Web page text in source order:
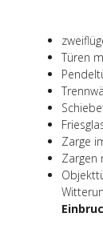
Türen
Zarge
Zargen